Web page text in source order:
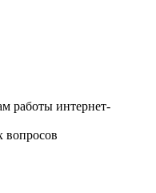
работы интернет-
вопросов